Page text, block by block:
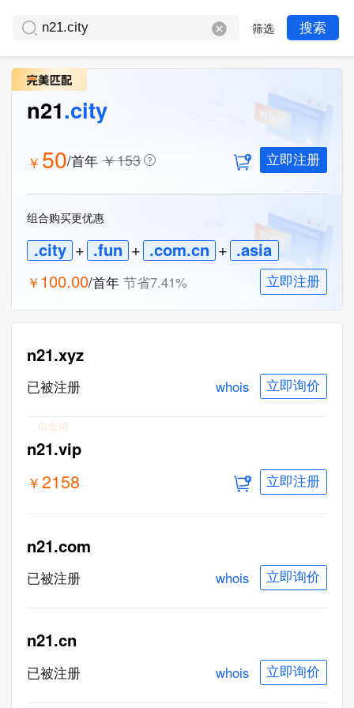
筛选 搜索
n21.city
￥ 50/首年 ￥153 立即注册
组合购买更优惠
.city + .fun + .com.cn + .asia
￥ 100.00/首年 节省7.41% 立即注册
n21.xyz
已被注册 whois 立即询价
白金词
n21.vip
￥ 2158 立即注册
n21.com
已被注册 whois 立即询价
n21.cn
已被注册 whois 立即询价